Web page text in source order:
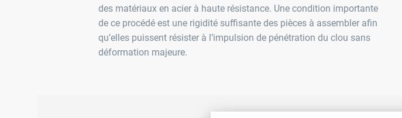
des matériaux en acier à haute résistance. Une condition importante
de ce procédé est une rigidité suffisante des pièces à assembler afin
qu’elles puissent résister à l’impulsion de pénétration du clou sans
déformation majeure.